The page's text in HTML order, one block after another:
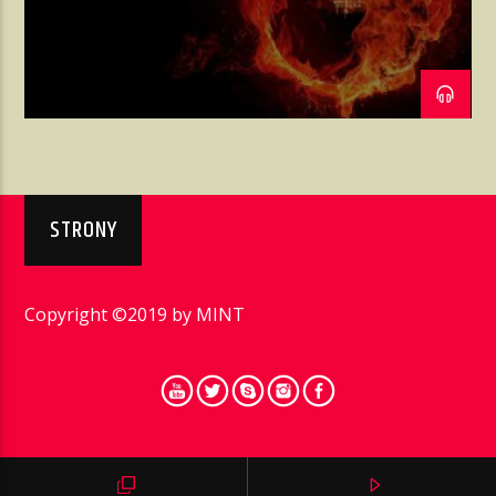
NIENAGANNY WODZIREJ
Radio w Nieganannym Stylu
STRONY
Copyright ©2019 by MINT